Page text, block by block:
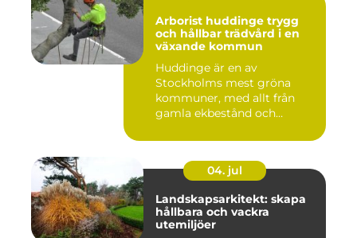
Arborist huddinge trygg
och hållbar trädvård i en
växande kommun
Huddinge är en av
Stockholms mest gröna
kommuner, med allt från
gamla ekbestånd och
04. jul
Landskapsarkitekt: skapa
hållbara och vackra
utemiljöer